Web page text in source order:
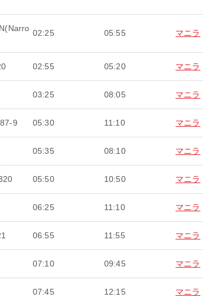
02:25 05:55 マニラ
02:55 05:20 マニラ
03:25 08:05 マニラ
9 05:30 11:10 マニラ
05:35 08:10 マニラ
05:50 10:50 マニラ
06:25 11:10 マニラ
06:55 11:55 マニラ
07:10 09:45 マニラ
07:45 12:15 マニラ